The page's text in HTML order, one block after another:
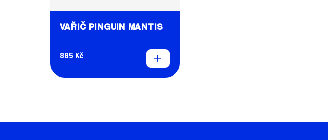
VAŘIČ PINGUIN MANTIS
885 Kč